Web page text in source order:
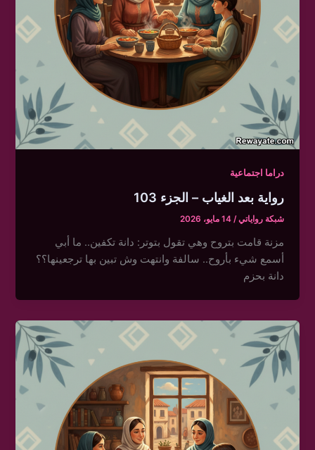
دراما اجتماعية
رواية بعد الغياب – الجزء 103
شبكة رواياتي/14 مايو، 2026
مزنة قامت بتروح وهي تقول بتوتر: دانة تكفين.. ما أبي
أسمع شيء بأروح.. سالفة وانتهت وش تبين بها ترجعينها؟؟
دانة بحزم